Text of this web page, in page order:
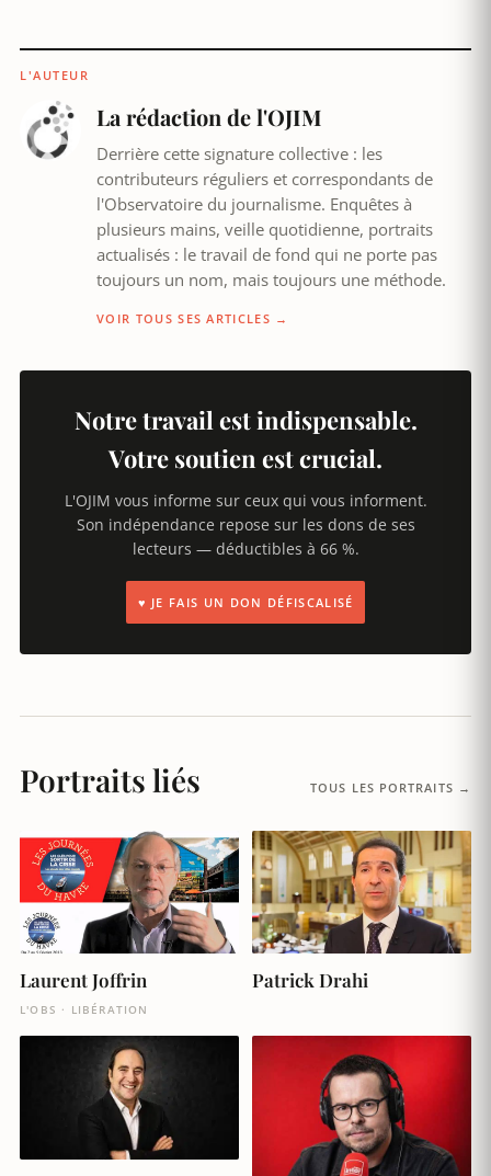
L'AUTEUR
La rédaction de l'OJIM
Derrière cette signature collective : les
contributeurs réguliers et correspondants de
l'Observatoire du journalisme. Enquêtes à
plusieurs mains, veille quotidienne, portraits
actualisés : le travail de fond qui ne porte pas
toujours un nom, mais toujours une méthode.
VOIR TOUS SES ARTICLES →
Notre travail est indispensable.
Votre soutien est crucial.
L'OJIM vous informe sur ceux qui vous informent.
Son indépendance repose sur les dons de ses
lecteurs — déductibles à 66 %.
♥ JE FAIS UN DON DÉFISCALISÉ
Portraits liés TOUS LES PORTRAITS →
Laurent Joffrin
L'OBS · LIBÉRATION
Patrick Drahi